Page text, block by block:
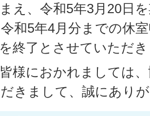
え、令和5年3月20日
和5年4月分までの休
終了とさせていただ
様におかれましては
きまして、誠にあり